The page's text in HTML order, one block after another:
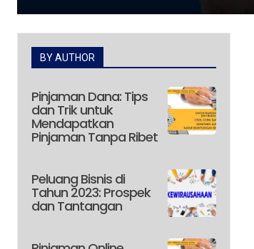
BY AUTHOR
Pinjaman Dana: Tips
dan Trik untuk
Mendapatkan
Pinjaman Tanpa Ribet
Peluang Bisnis di
Tahun 2023: Prospek
dan Tantangan